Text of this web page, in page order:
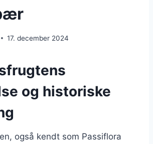
17. december 2024
og historiske
også kendt som Passiflora